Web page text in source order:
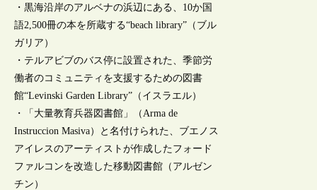
・黒海沿岸のアルベナの浜辺にある、10か国
語2,500冊の本を所蔵する“beach library”（ブル
ガリア）
・テルアビブのバス停に設置された、季節労
働者のコミュニティを支援するための図書
館“Levinski Garden Library”（イスラエル）
・「大量教育兵器図書館」（Arma de
Instruccion Masiva）と名付けられた、ブエノス
アイレスのアーティストが作成したフォード
ファルコンを改造した移動図書館（アルゼン
チン）